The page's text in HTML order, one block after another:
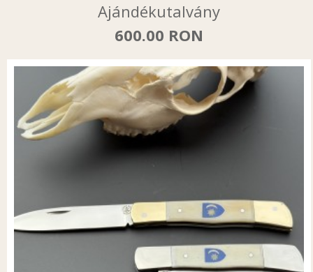
Ajándékutalvány
600.00 RON